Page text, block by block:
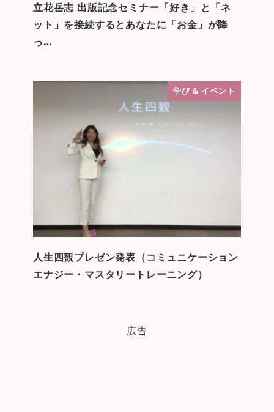
立花岳志 出版記念セミナー「好き」と「ネ
ット」を接続するとあなたに「お金」が降
っ…
学び & イベント
人生四観プレゼン発表（コミュニケーション
エナジー・マスタリートレーニング）
広告